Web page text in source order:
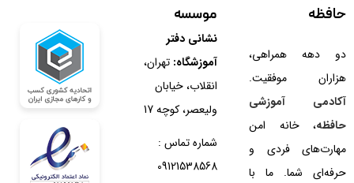
حافظه
دو دهه همراهی،
هزاران موفقیت.
آکادمی آموزشی
حافظه، خانه امن
مهارت‌های فردی و
حرفه‌ای شما. ما با
موسسه
نشانی دفتر
آموزشگاه: تهران،
انقلاب، خیابان
ولیعصر، کوچه 17
شماره تماس :
09121538568